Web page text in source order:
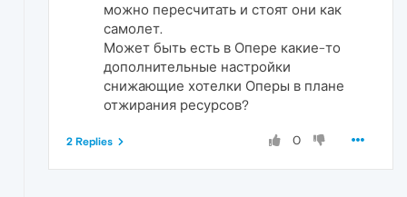
можно пересчитать и стоят они как
самолет.
Может быть есть в Опере какие-то
дополнительные настройки
снижающие хотелки Оперы в плане
отжирания ресурсов?
0
2 Replies